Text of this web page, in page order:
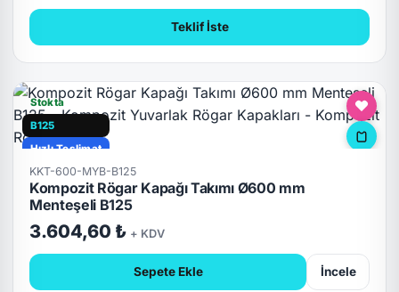
Teklif İste
Stokta
B125
Hızlı Teslimat
Kilitli
KKT-600-MYB-B125
Kompozit Rögar Kapağı Takımı Ø600 mm
Menteşeli B125
3.604,60 ₺ + KDV
Sepete Ekle İncele